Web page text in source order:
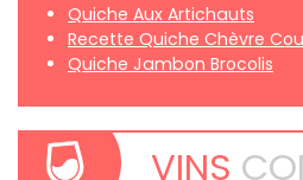
Quiche Aux Artichauts
Recette Quiche Chèvre
Quiche Jambon Brocolis
VINS